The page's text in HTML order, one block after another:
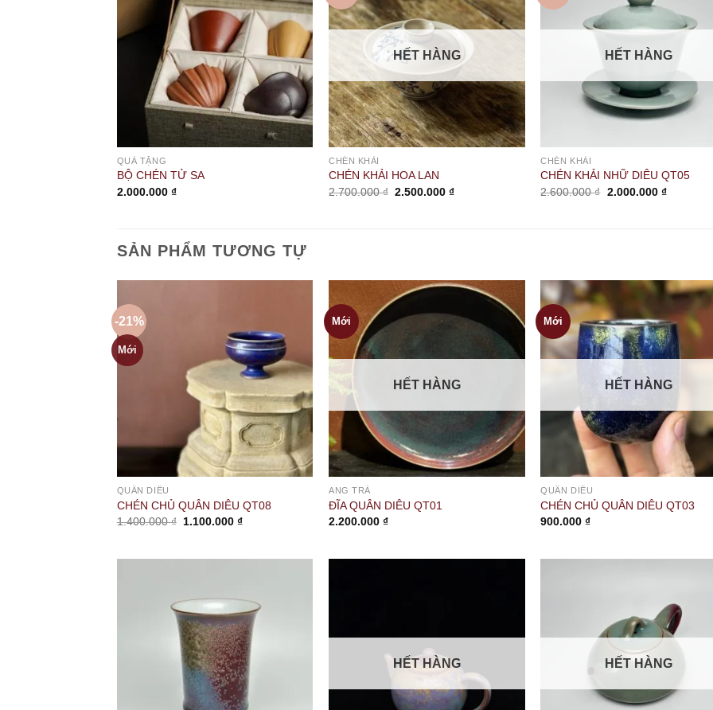
QUÀ TẶNG
BỘ CHÉN TỬ SA
2.000.000 ₫
HẾT HÀNG
CHÉN KHẢI
CHÉN KHẢI HOA LAN
2.700.000₫ Giá
2.500.000₫Giá
HẾT HÀNG
CHÉN KHẢI
CHÉN KHẢI NHỮ DIÊU QT05
2.600.000₫ Giá
2.000.000 ₫Giá
SẢN PHẨM TƯƠNG TỰ
-21%
Mới
QUÂN DIÊU
CHÉN CHỦ QUÂN DIÊU QT08
1.400.000₫ Giá
1.100.000₫Giá
Mới
HẾT HÀNG
ANG TRÀ
ĐĨA QUÂN DIÊU QT01
2.200.000₫
Mới
HẾT HÀNG
QUÂN DIÊU
CHÉN CHỦ QUÂN DIÊU QT03
900.000₫
HẾT HÀNG HẾT HÀNG